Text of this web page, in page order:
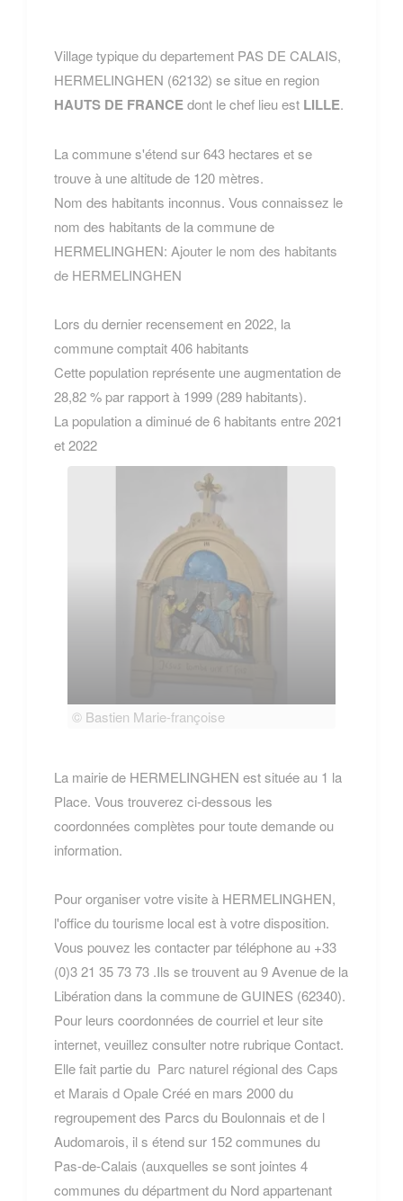
Village typique du departement PAS DE CALAIS,
HERMELINGHEN (62132) se situe en region
HAUTS DE FRANCEdont le chef lieu est LILLE.
La commune s'étend sur 643 hectares et se
trouve à une altitude de 120 mètres.
Nom des habitants inconnus. Vous connaissez le
nom des habitants de la commune de
HERMELINGHEN: Ajouter le nom des habitants
de HERMELINGHEN
Lors du dernier recensement en 2022, la
commune comptait 406 habitants
Cette population représente une augmentation de
28,82 % par rapport à 1999 (289 habitants).
La population a diminué de 6 habitants entre 2021
et 2022
© Bastien Marie-françoise
La mairie de HERMELINGHEN est située au 1 la
Place. Vous trouverez ci-dessous les
coordonnées complètes pour toute demande ou
information.
Pour organiser votre visite à HERMELINGHEN,
l'office du tourisme local est à votre disposition.
Vous pouvez les contacter par téléphone au +33
(0)3 21 35 73 73 .Ils se trouvent au 9 Avenue de la
Libération dans la commune de GUINES (62340).
Pour leurs coordonnées de courriel et leur site
internet, veuillez consulter notre rubrique Contact.
Elle fait partie du Parc naturel régional des Caps
et Marais d OpaleCréé en mars 2000 du
regroupement des Parcs du Boulonnais et de l
Audomarois, il s étend sur 152 communes du
Pas-de-Calais (auxquelles se sont jointes 4
communes du départment du Nord appartenant